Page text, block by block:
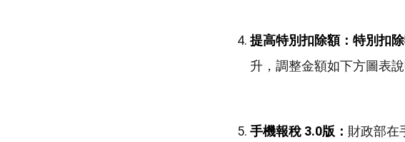
提高特別扣除額： 特別扣
升，調整金額如下方圖表說
手機報稅 3.0版： 財政部在